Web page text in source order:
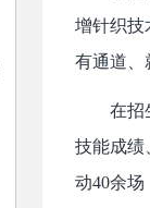
增针织技
有通道、
在招
技能成绩
动40余场